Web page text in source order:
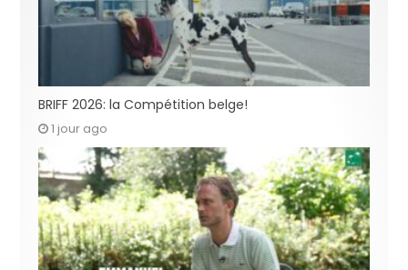
BRIFF 2026: la Compétition belge!
1 jour ago